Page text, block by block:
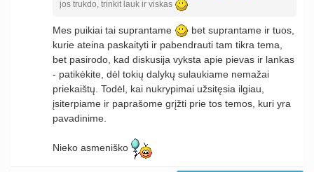
jos trukdo, trinkit lauk ir viskas
Mes puikiai tai suprantame
bet suprantame ir tuos,
kurie ateina paskaityti ir pabendrauti tam tikra tema,
bet pasirodo, kad diskusija vyksta apie pievas ir lankas
- patikėkite, dėl tokių dalykų sulaukiame nemažai
priekaištų. Todėl, kai nukrypimai užsitęsia ilgiau,
įsiterpiame ir paprašome grįžti prie tos temos, kuri yra
pavadinime.
Nieko asmeniško